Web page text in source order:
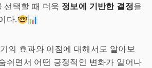
선택할 때 더욱 정보에 기반한 결정을
다.🤓📊
의 효과와 이점에 대해서도 알아보
쉬면서 어떤 긍정적인 변화가 일어나